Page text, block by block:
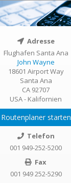
Adresse
Flughafen Santa Ana
John Wayne
18601 Airport Way
Santa Ana
CA 92707
USA - Kalifornien
Routenplaner starten
Telefon
001 949-252-5200
Fax
001 949 252-5290